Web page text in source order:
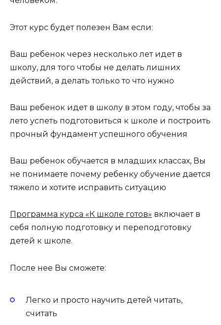
Этот курс будет полезен Вам если:
Ваш ребенок через несколько лет идет в
школу, для того чтобы не делать лишних
действий, а делать только то что нужно
Ваш ребенок идет в школу в этом году, чтобы за
лето успеть подготовиться к школе и построить
прочный фундамент успешного обучения
Ваш ребенок обучается в младших классах, Вы
не понимаете почему ребенку обучение дается
тяжело и хотите исправить ситуацию
Программа курса «К школе готов» включает в
себя полную подготовку и переподготовку
детей к школе.
После нее Вы сможете:
Легко и просто научить детей читать,
считать